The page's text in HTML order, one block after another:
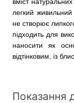
легкий
не створює
підходить для
наносити як
відтінковим, із
Показання